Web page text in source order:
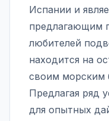
Испании и
предлагающим
любителей
находится на
своим морским
Предлагая ряд
для опытных